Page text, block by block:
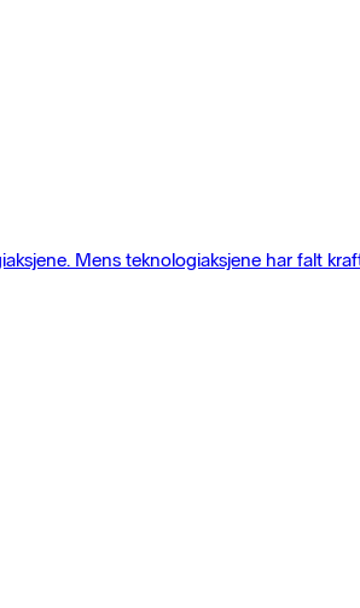
Mens teknologiaksjene har falt